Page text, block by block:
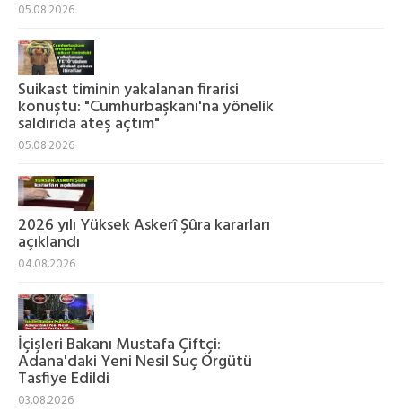
05.08.2026
Suikast timinin yakalanan firarisi
konuştu: "Cumhurbaşkanı'na yönelik
saldırıda ateş açtım"
05.08.2026
2026 yılı Yüksek Askerî Şûra kararları
açıklandı
04.08.2026
İçişleri Bakanı Mustafa Çiftçi:
Adana'daki Yeni Nesil Suç Örgütü
Tasfiye Edildi
03.08.2026